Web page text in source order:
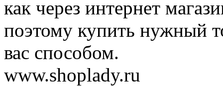
как через интернет
поэтому купить нужный
вас способом.
www.shoplady.ru